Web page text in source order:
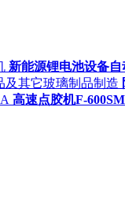
新能源锂电池设备
高速点胶机F-